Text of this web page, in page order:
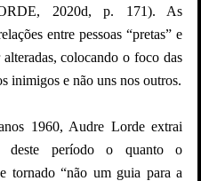
2020d, p. 171). As
entre pessoas “pretas” e
alteradas, colocando o foco das
inimigos e não uns nos outros.
1960, Audre Lorde extrai
deste período o quanto o
tornado “não um guia para a